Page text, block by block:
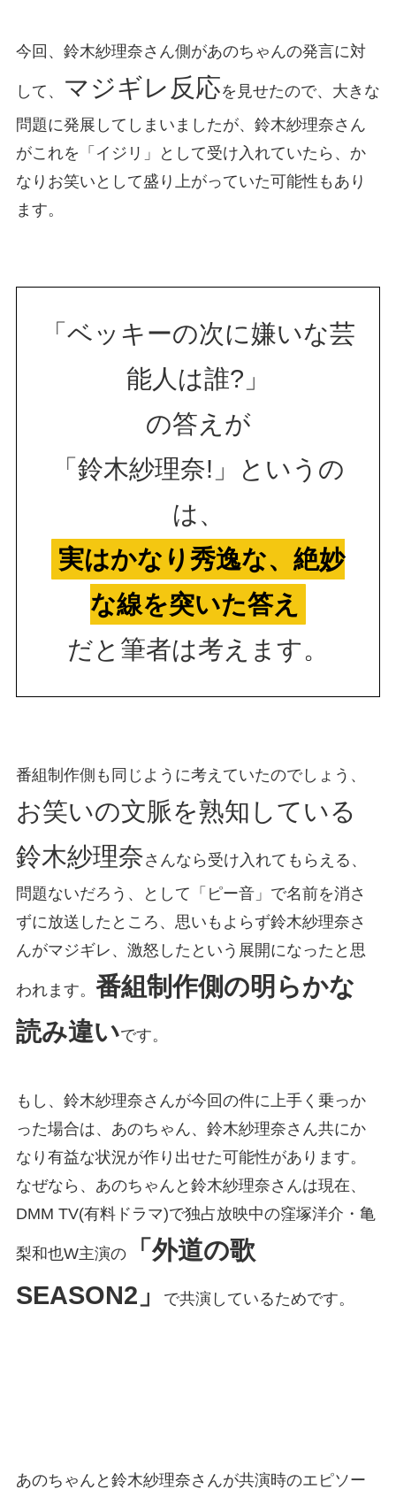
今回、鈴木紗理奈さん側があのちゃんの発言に対
して、 マジギレ反応を見せたので、大きな
問題に発展してしまいましたが、鈴木紗理奈さん
がこれを「イジリ」として受け入れていたら、か
なりお笑いとして盛り上がっていた可能性もあり
ます。
「ベッキーの次に嫌いな芸
能人は誰?」
の答えが
「鈴木紗理奈!」というの
は、
実はかなり秀逸な、絶妙
な線を突いた答え
だと筆者は考えます。
番組制作側も同じように考えていたのでしょう、
お笑いの文脈を熟知している
鈴木紗理奈さんなら受け入れてもらえる、
問題ないだろう、として「ピー音」で名前を消さ
ずに放送したところ、思いもよらず鈴木紗理奈さ
んがマジギレ、激怒したという展開になったと思
われます。 番組制作側の明らかな
読み違いです。
もし、鈴木紗理奈さんが今回の件に上手く乗っか
った場合は、あのちゃん、鈴木紗理奈さん共にか
なり有益な状況が作り出せた可能性があります。
なぜなら、あのちゃんと鈴木紗理奈さんは現在、
DMM TV(有料ドラマ)で独占放映中の窪塚洋介・亀
梨和也W主演の「外道の歌
SEASON2」
で共演しているためです。
あのちゃんと鈴木紗理奈さんが共演時のエピソー